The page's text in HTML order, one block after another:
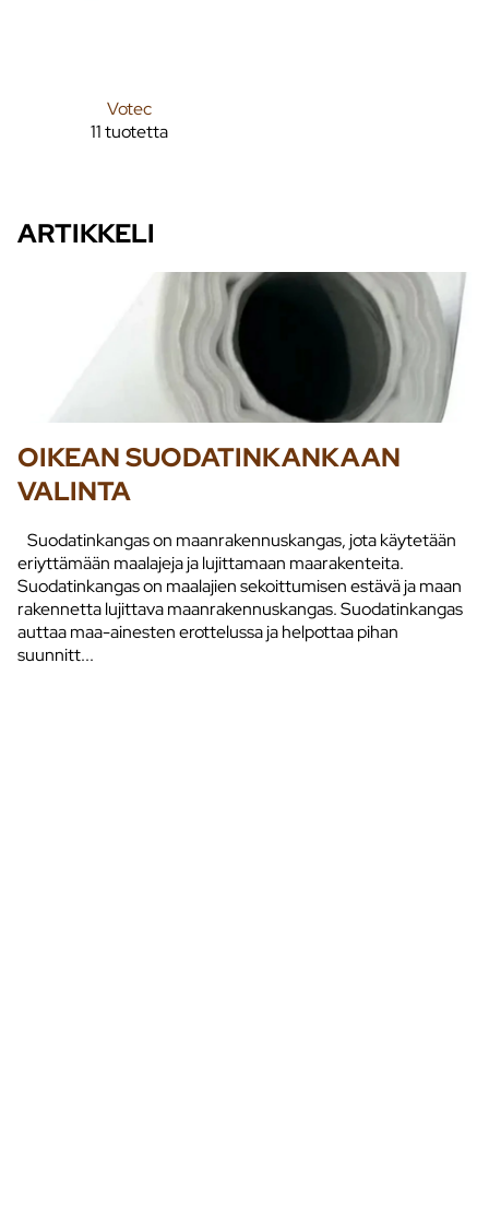
Votec
11 tuotetta
ARTIKKELI
OIKEAN SUODATINKANKAAN
VALINTA
Suodatinkangas on maanrakennuskangas, jota käytetään
eriyttämään maalajeja ja lujittamaan maarakenteita.
Suodatinkangas on maalajien sekoittumisen estävä ja maan
rakennetta lujittava maanrakennuskangas. Suodatinkangas
auttaa maa-ainesten erottelussa ja helpottaa pihan
suunnitt...